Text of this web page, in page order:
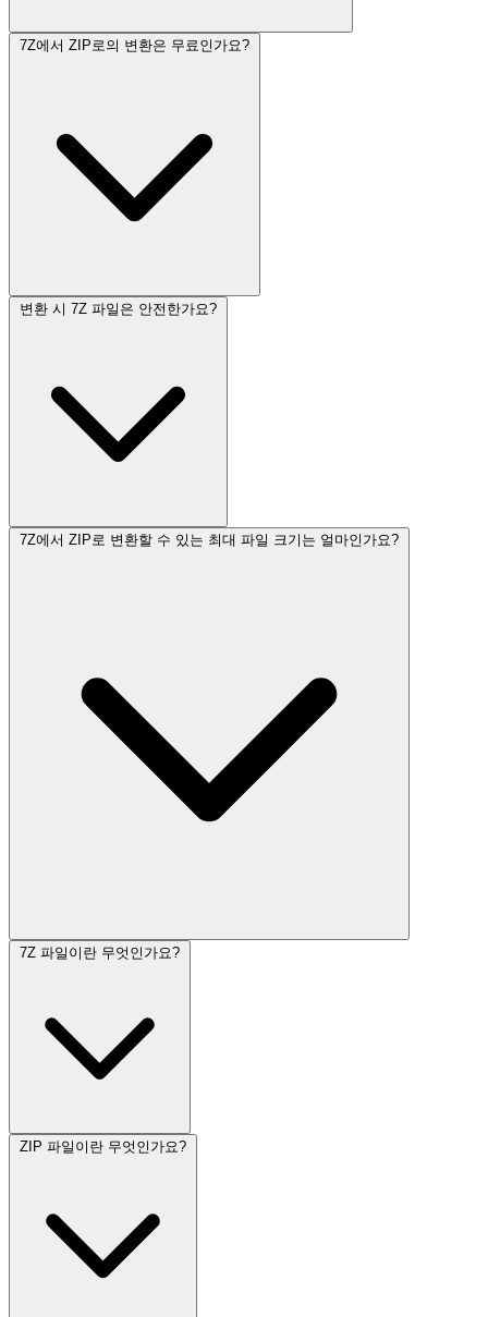
7Z에서 ZIP로의 변환은 무료인가요?
변환 시 7Z 파일은 안전한가요?
7Z에서 ZIP로 변환할 수 있는 최대 파일 크기는 얼마인가요?
7Z 파일이란 무엇인가요?
ZIP 파일이란 무엇인가요?